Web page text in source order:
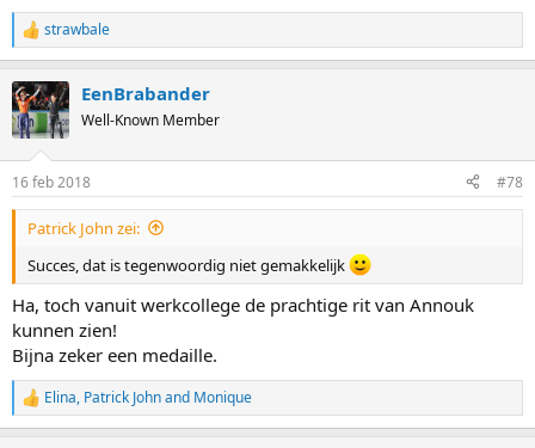
R
e
c
t
i
s
:
strawbale
EenBrabander
Well-Known Member
16 feb 2018 #78
Patrick John zei:
Succes, dat is tegenwoordig niet gemakkelijk
Ha, toch vanuit werkcollege de prachtige rit van Annouk
kunnen zien!
Bijna zeker een medaille.
R
e
Elina, Patrick Johnand Monique